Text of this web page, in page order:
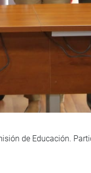
de Educación.